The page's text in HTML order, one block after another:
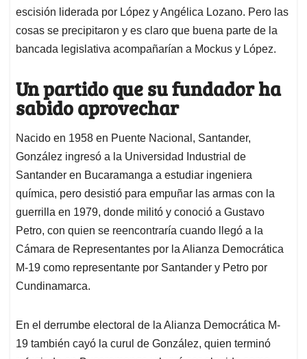
escisión liderada por López y Angélica Lozano. Pero las
cosas se precipitaron y es claro que buena parte de la
bancada legislativa acompañarían a Mockus y López.
Un partido que su fundador ha
sabido aprovechar
Nacido en 1958 en Puente Nacional, Santander,
González ingresó a la Universidad Industrial de
Santander en Bucaramanga a estudiar ingeniera
química, pero desistió para empuñar las armas con la
guerrilla en 1979, donde militó y conoció a Gustavo
Petro, con quien se reencontraría cuando llegó a la
Cámara de Representantes por la Alianza Democrática
M-19 como representante por Santander y Petro por
Cundinamarca.
En el derrumbe electoral de la Alianza Democrática M-
19 también cayó la curul de González, quien terminó